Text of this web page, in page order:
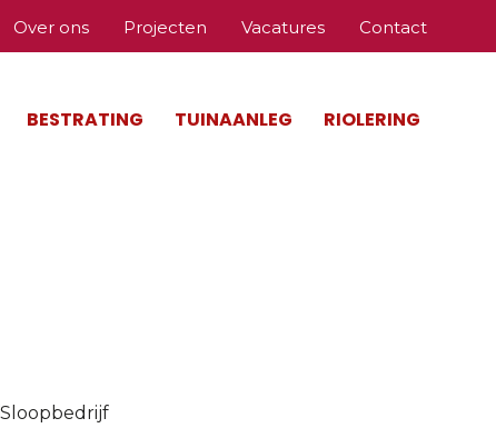
Over ons Projecten Vacatures Contact
BESTRATING TUINAANLEG RIOLERING